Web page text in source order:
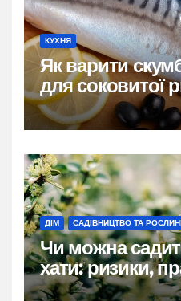
КУХНЯ
Як варити
для соковитої
ДІМ САДІВНИЦТВО ТА
Чи можна
хати: ризики,
практичні